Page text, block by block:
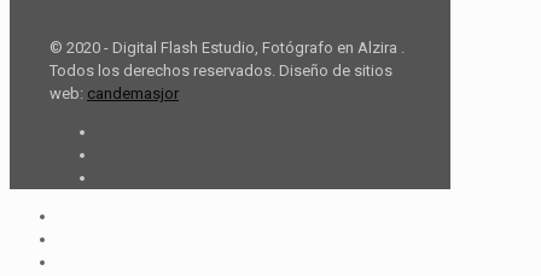
© 2020 - Digital Flash Estudio, Fotógrafo en Alzira .
Todos los derechos reservados. Diseño de sitios
web: candemasjor